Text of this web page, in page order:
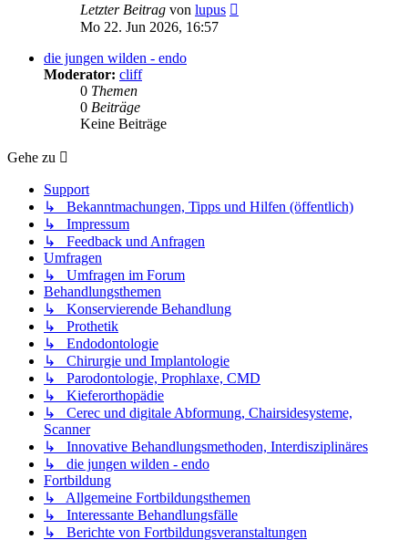
Letzter Beitrag von lupus
Mo 22. Jun 2026, 16:57
die jungen wilden - endo
Moderator: cliff
0 Themen
0 Beiträge
Keine Beiträge
Gehe zu
Support
↳ Bekanntmachungen, Tipps und Hilfen (öffentlich)
↳ Impressum
↳ Feedback und Anfragen
Umfragen
↳ Umfragen im Forum
Behandlungsthemen
↳ Konservierende Behandlung
↳ Prothetik
↳ Endodontologie
↳ Chirurgie und Implantologie
↳ Parodontologie, Prophlaxe, CMD
↳ Kieferorthopädie
↳ Cerec und digitale Abformung, Chairsidesysteme,
Scanner
↳ Innovative Behandlungsmethoden, Interdisziplinäres
↳ die jungen wilden - endo
Fortbildung
↳ Allgemeine Fortbildungsthemen
↳ Interessante Behandlungsfälle
↳ Berichte von Fortbildungsveranstaltungen